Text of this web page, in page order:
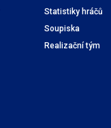
Statistiky hráčů
Soupiska
Realizační tým